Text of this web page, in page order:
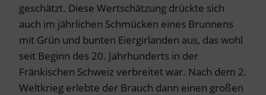
geschätzt. Diese Wertschätzung drückte sich
auch im jährlichen Schmücken eines Brunnens
mit Grün und bunten Eiergirlanden aus, das wohl
seit Beginn des 20. Jahrhunderts in der
Fränkischen Schweiz verbreitet war. Nach dem 2.
Weltkrieg erlebte der Brauch dann einen großen